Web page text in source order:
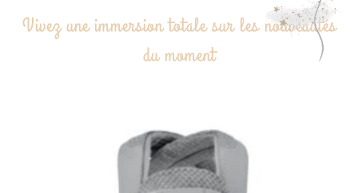
Vivez une immersion totale sur les nouveautés
du moment